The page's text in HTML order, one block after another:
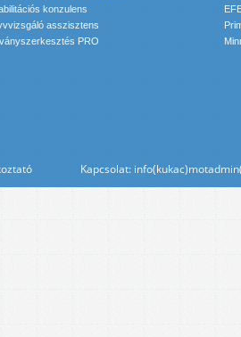
konzulens
asszisztens
PRO
Kapcsolat: